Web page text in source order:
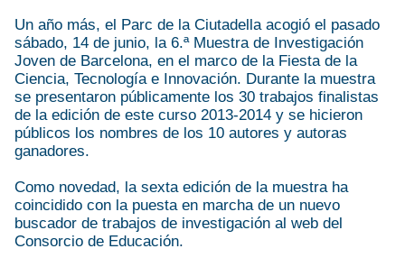
Un año más, el Parc de la Ciutadella acogió el pasado
sábado, 14 de junio, la 6.ª Muestra de Investigación
Joven de Barcelona, en el marco de la Fiesta de la
Ciencia, Tecnología e Innovación. Durante la muestra
se presentaron públicamente los 30 trabajos finalistas
de la edición de este curso 2013-2014 y se hicieron
públicos los nombres de los 10 autores y autoras
ganadores.
Como novedad, la sexta edición de la muestra ha
coincidido con la puesta en marcha de un nuevo
buscador de trabajos de investigación al web del
Consorcio de Educación.